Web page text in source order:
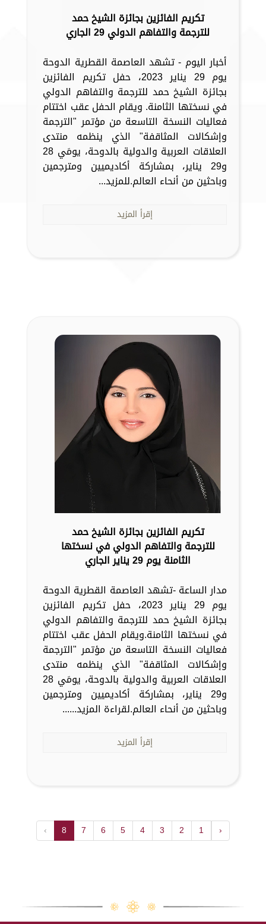
تكريم الفائزين بجائزة الشيخ حمد
للترجمة والتفاهم الدولي 29 الجاري
أخبار اليوم - تشهد العاصمة القطرية الدوحة
يوم 29 يناير 2023، حفل تكريم الفائزين
بجائزة الشيخ حمد للترجمة والتفاهم الدولي
في نسختها الثامنة. ويقام الحفل عقب اختتام
فعاليات النسخة التاسعة من مؤتمر "الترجمة
وإشكالات المثاقفة" الذي ينظمه منتدى
العلاقات العربية والدولية بالدوحة، يومَي 28
و29 يناير، بمشاركة أكاديميين ومترجمين
وباحثين من أنحاء العالم.للمزيد...
إقرأ المزيد
تكريم الفائزين بجائزة الشيخ حمد
للترجمة والتفاهم الدولي في نسختها
الثامنة يوم 29 يناير الجاري
مدار الساعة -تشهد العاصمة القطرية الدوحة
يوم 29 يناير 2023، حفل تكريم الفائزين
بجائزة الشيخ حمد للترجمة والتفاهم الدولي
في نسختها الثامنة.ويقام الحفل عقب اختتام
فعاليات النسخة التاسعة من مؤتمر "الترجمة
وإشكالات المثاقفة" الذي ينظمه منتدى
العلاقات العربية والدولية بالدوحة، يومَي 28
و29 يناير، بمشاركة أكاديميين ومترجمين
وباحثين من أنحاء العالم.لقراءة المزيد......
إقرأ المزيد
‹
1
2
3
4
5
6
7
8
›